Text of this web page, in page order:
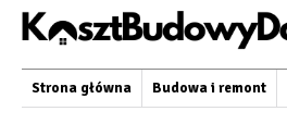
Strona główna Budowa i remont